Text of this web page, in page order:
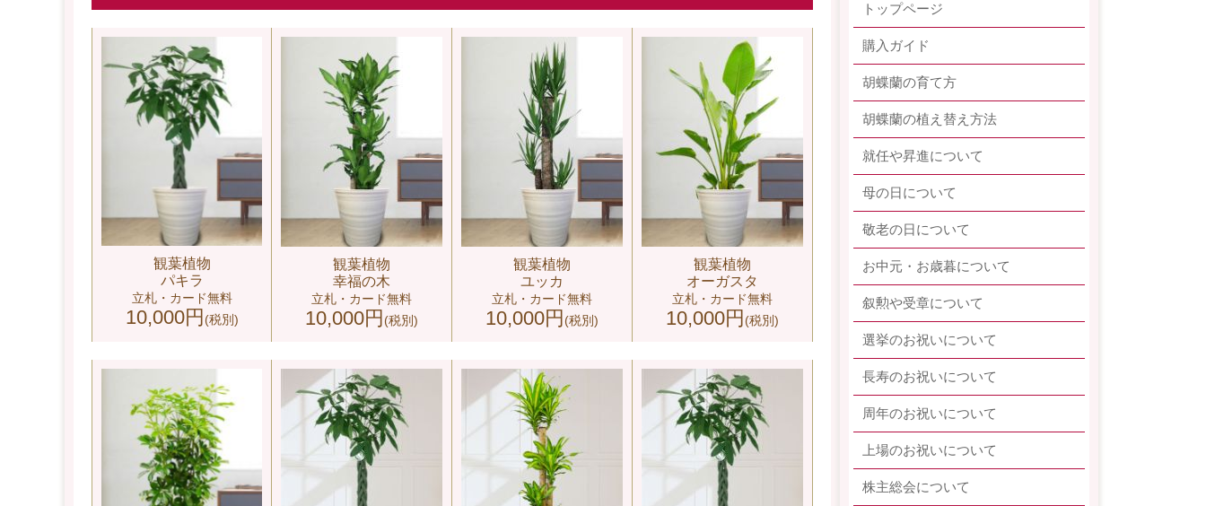
観葉植物
パキラ
立札・カード無料
10,000円 (税別)
観葉植物
幸福の木
立札・カード無料
10,000円 (税別)
観葉植物
ユッカ
立札・カード無料
10,000円 (税別)
観葉植物
オーガスタ
立札・カード無料
10,000円 (税別)
トップページ
購入ガイド
胡蝶蘭の育て方
胡蝶蘭の植え替え方法
就任や昇進について
母の日について
敬老の日について
お中元・お歳暮について
叙勲や受章について
選挙のお祝いについて
長寿のお祝いについて
周年のお祝いについて
上場のお祝いについて
株主総会について